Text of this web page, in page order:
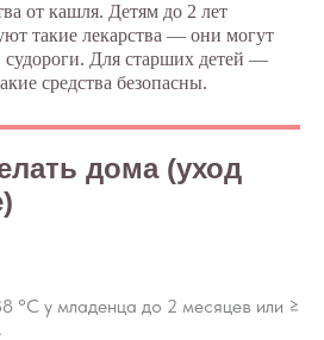
от кашля. Детям до 2 лет
такие лекарства — они могут
судороги. Для старших детей —
средства безопасны.
дома (уход
°C у младенца до 2 месяцев или ≥
быть
сон
о том,
к врачу и